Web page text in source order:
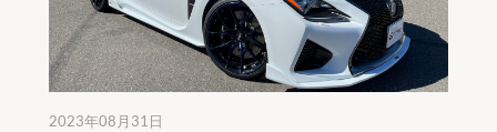
2023年08月31日